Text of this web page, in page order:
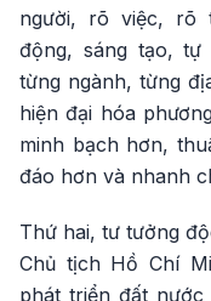
người, rõ việc, rõ
động, sáng tạo,
từng ngành, từng
hiện đại hóa
minh bạch hơn,
đáo hơn và nhanh
Thứ hai, tư tưởng
Chủ tịch Hồ Chí
phát triển đất